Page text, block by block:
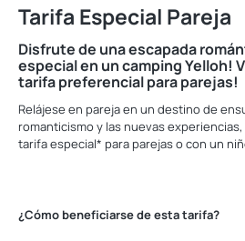
Tarifa Especial Pareja
Disfrute de una escapada
especial en un camping Yelloh!
tarifa preferencial para parejas!
Relájese en pareja en un destino de
romanticismo y las nuevas
tarifa especial* para parejas o con un
¿Cómo beneficiarse de esta tarifa?